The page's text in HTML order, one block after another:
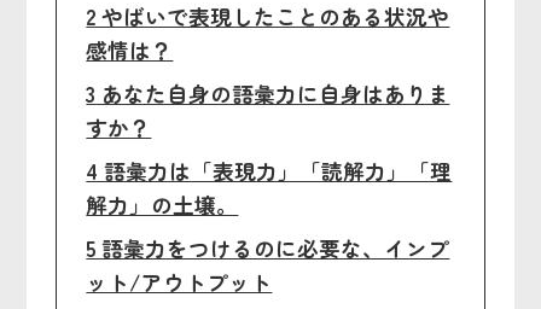
2 やばいで表現したことのある状況や
感情は？
3 あなた自身の語彙力に自身はありま
すか？
4 語彙力は「表現力」「読解力」「理
解力」の土壌。
5 語彙力をつけるのに必要な、インプ
ット/アウトプット